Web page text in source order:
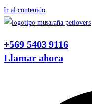
Ir al contenido
+569 5403 9116
Llamar ahora